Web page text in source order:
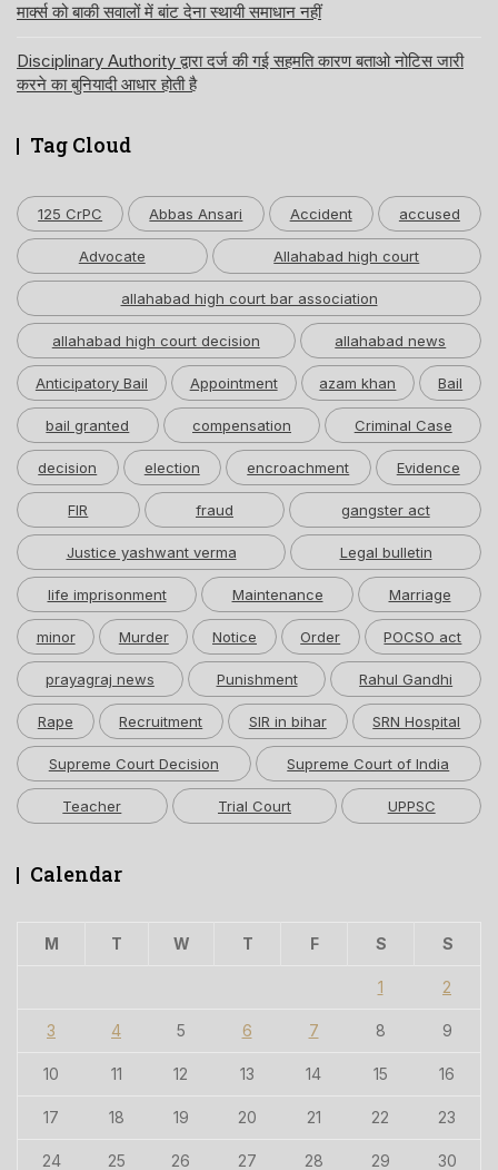
मार्क्स को बाकी सवालों में बांट देना स्थायी समाधान नहीं
Disciplinary Authority द्वारा दर्ज की गई सहमति कारण बताओ नोटिस जारी
करने का बुनियादी आधार होती है
Tag Cloud
125 CrPC Abbas Ansari Accident accused
Advocate Allahabad high court
allahabad high court bar association
allahabad high court decision allahabad news
Anticipatory Bail Appointment azam khan Bail
bail granted compensation Criminal Case
decision election encroachment Evidence
FIR fraud gangster act
Justice yashwant verma Legal bulletin
life imprisonment Maintenance Marriage
minor Murder Notice Order POCSO act
prayagraj news Punishment Rahul Gandhi
Rape Recruitment SIR in bihar SRN Hospital
Supreme Court Decision Supreme Court of India
Teacher Trial Court UPPSC
Calendar
M T W T F S S
1 2
3 4 5 6 7 8 9
10 11 12 13 14 15 16
17 18 19 20 21 22 23
24 25 26 27 28 29 30